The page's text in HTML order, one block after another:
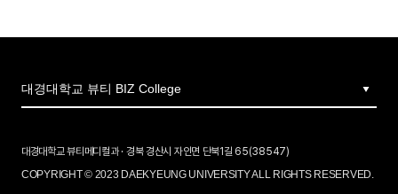
대경대학교 뷰티메디컬과 · 경북 경산시 자인면 단북1길 65(38547)
COPYRIGHT © 2023 DAEKYEUNG UNIVERSITY ALL RIGHTS RESERVED.